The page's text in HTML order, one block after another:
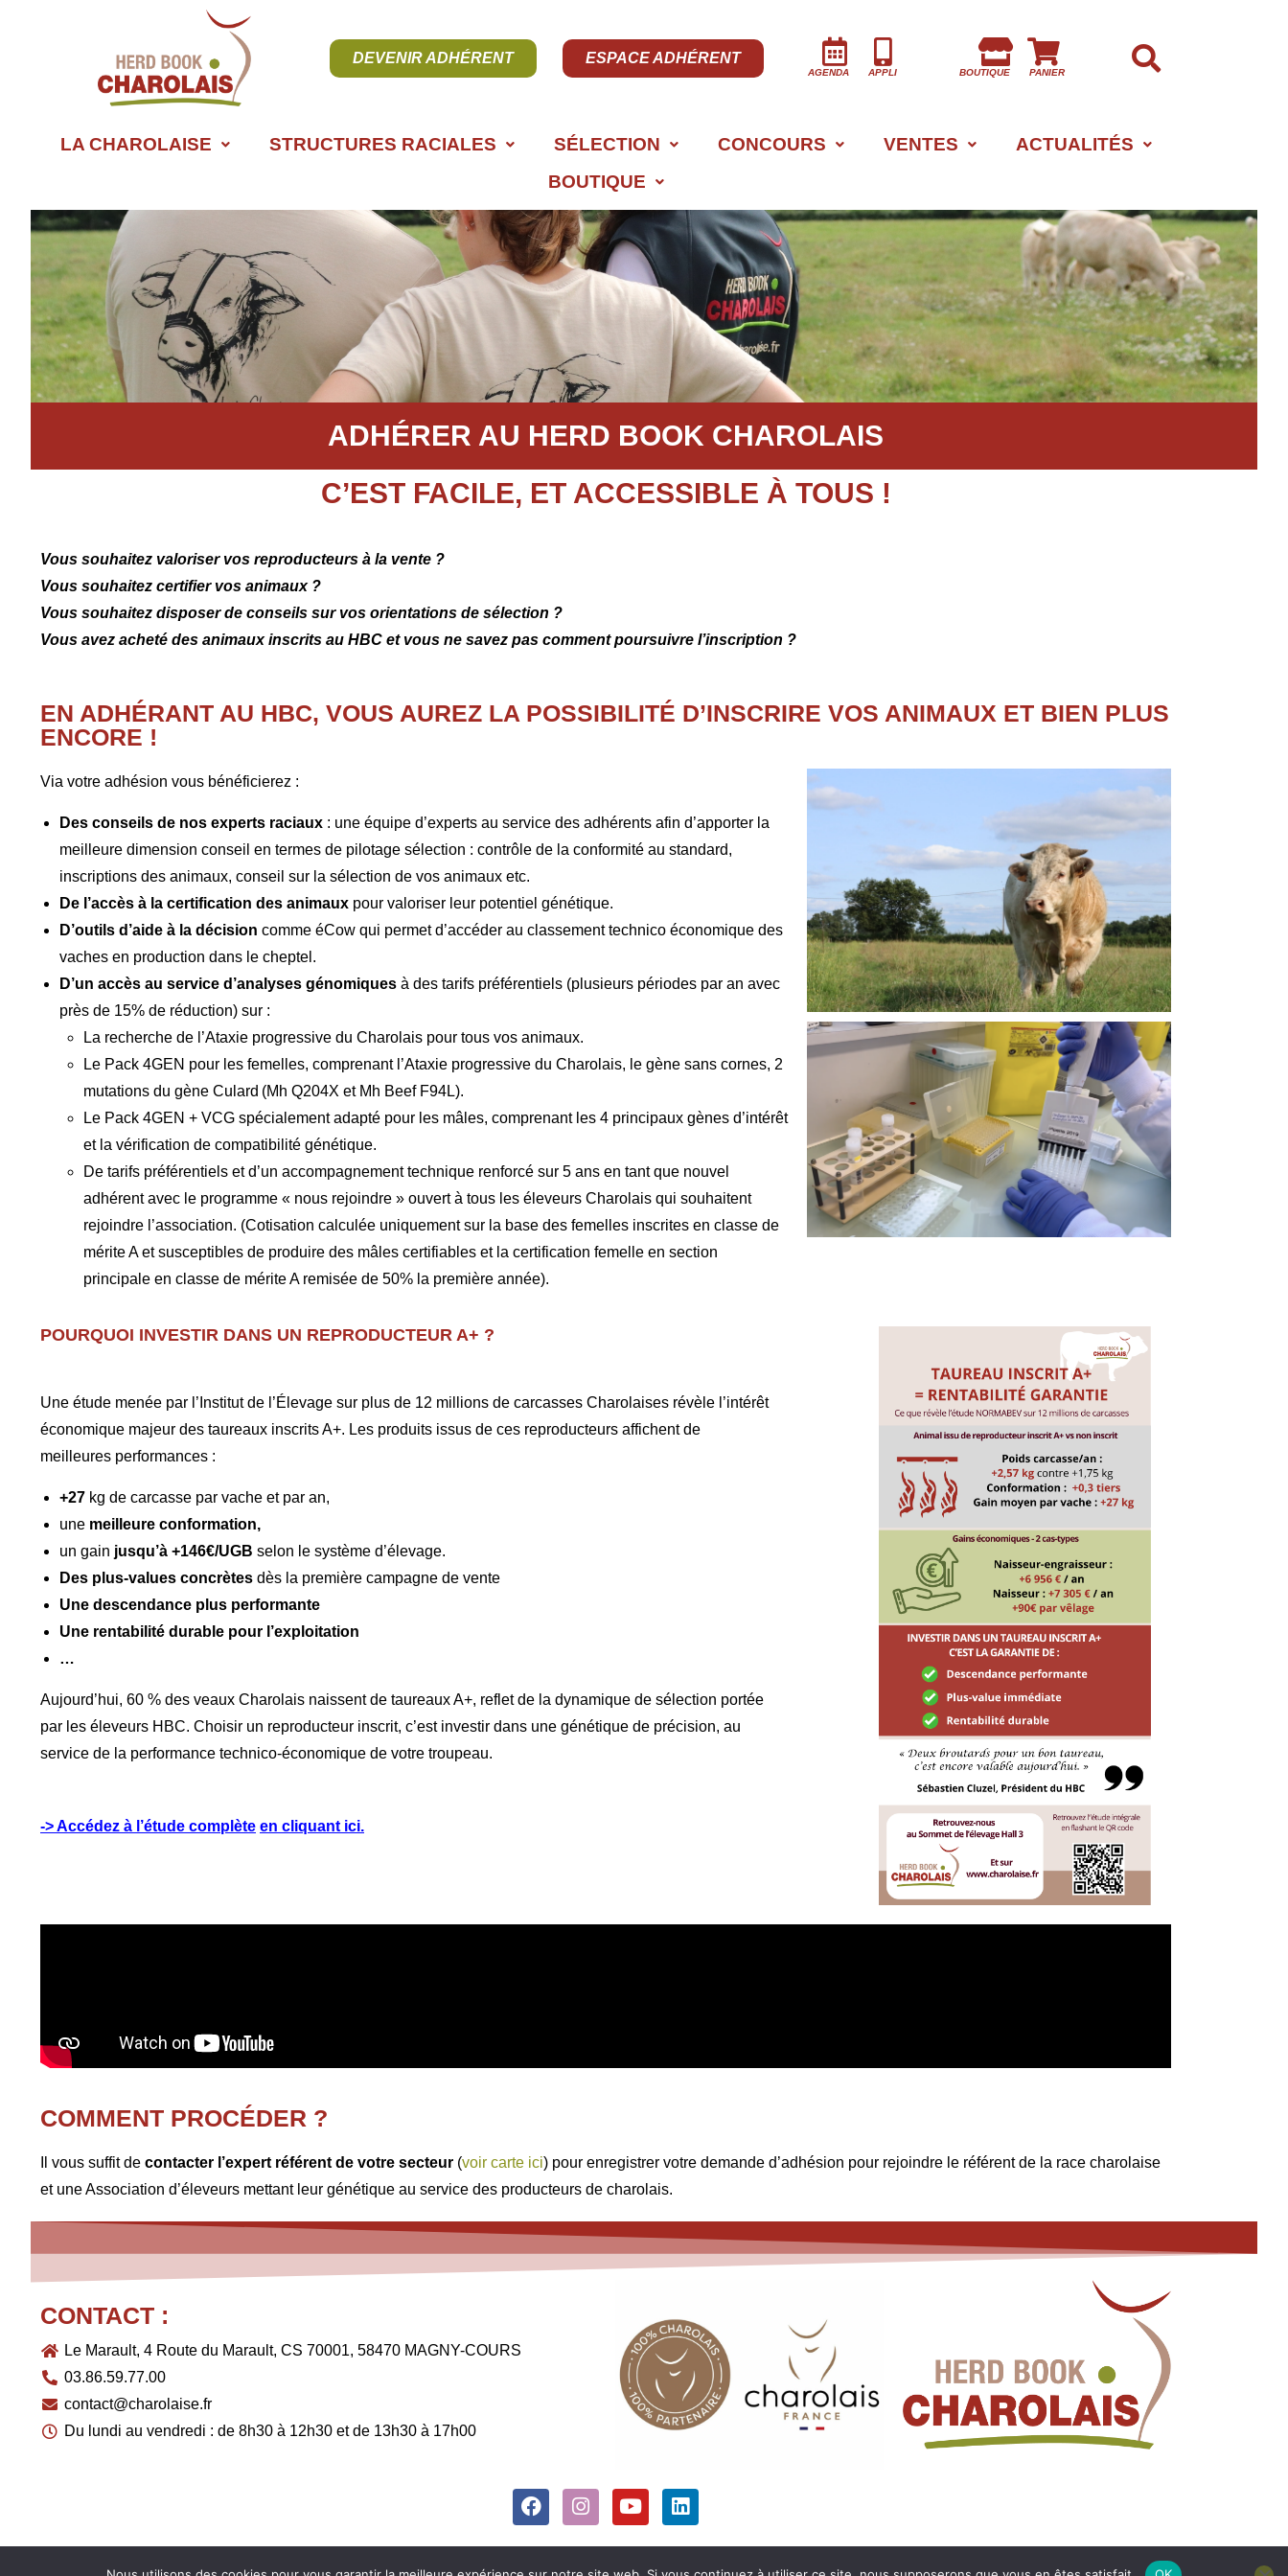
DEVENIR ADHÉRENT ESPACE ADHÉRENT
AGENDA APPLI BOUTIQUE PANIER
LA CHAROLAISE STRUCTURES RACIALES SÉLECTION CONCOURS VENTES
ACTUALITÉS
BOUTIQUE
ADHÉRER AU HERD BOOK CHAROLAIS
C’EST FACILE, ET ACCESSIBLE À TOUS !
Vous souhaitez valoriser vos reproducteurs à la vente ?
Vous souhaitez certifier vos animaux ?
Vous souhaitez disposer de conseils sur vos orientations de sélection ?
Vous avez acheté des animaux inscrits au HBC et vous ne savez pas comment poursuivre l’inscription ?
EN ADHÉRANT AU HBC, VOUS AUREZ LA POSSIBILITÉ D’INSCRIRE VOS ANIMAUX ET BIEN PLUS
ENCORE !
Via votre adhésion vous bénéficierez :
Des conseils de nos experts raciaux : une équipe d’experts au service des adhérents afin d’apporter la
meilleure dimension conseil en termes de pilotage sélection : contrôle de la conformité au standard,
inscriptions des animaux, conseil sur la sélection de vos animaux etc.
De l’accès à la certification des animaux pour valoriser leur potentiel génétique.
D’outils d’aide à la décision comme éCow qui permet d’accéder au classement technico économique des
vaches en production dans le cheptel.
D’un accès au service d’analyses génomiques à des tarifs préférentiels (plusieurs périodes par an avec
près de 15% de réduction) sur :
La recherche de l’Ataxie progressive du Charolais pour tous vos animaux.
Le Pack 4GEN pour les femelles, comprenant l’Ataxie progressive du Charolais, le gène sans cornes, 2
mutations du gène Culard (Mh Q204X et Mh Beef F94L).
Le Pack 4GEN + VCG spécialement adapté pour les mâles, comprenant les 4 principaux gènes d’intérêt
et la vérification de compatibilité génétique.
De tarifs préférentiels et d’un accompagnement technique renforcé sur 5 ans en tant que nouvel
adhérent avec le programme « nous rejoindre » ouvert à tous les éleveurs Charolais qui souhaitent
rejoindre l’association. (Cotisation calculée uniquement sur la base des femelles inscrites en classe de
mérite A et susceptibles de produire des mâles certifiables et la certification femelle en section
principale en classe de mérite A remisée de 50% la première année).
POURQUOI INVESTIR DANS UN REPRODUCTEUR A+ ?
Une étude menée par l’Institut de l’Élevage sur plus de 12 millions de carcasses Charolaises révèle l’intérêt
économique majeur des taureaux inscrits A+. Les produits issus de ces reproducteurs affichent de
meilleures performances :
+27 kg de carcasse par vache et par an,
une meilleure conformation,
un gain jusqu’à +146€/UGB selon le système d’élevage.
Des plus-values concrètes dès la première campagne de vente
Une descendance plus performante
Une rentabilité durable pour l’exploitation
…
Aujourd’hui, 60 % des veaux Charolais naissent de taureaux A+, reflet de la dynamique de sélection portée
par les éleveurs HBC. Choisir un reproducteur inscrit, c’est investir dans une génétique de précision, au
service de la performance technico-économique de votre troupeau.
-> Accédez à l’étude complète en cliquant ici.
COMMENT PROCÉDER ?
Il vous suffit de contacter l’expert référent de votre secteur (voir carte ici) pour enregistrer votre demande d’adhésion pour rejoindre le référent de la race charolaise
et une Association d’éleveurs mettant leur génétique au service des producteurs de charolais.
CONTACT :
Le Marault, 4 Route du Marault, CS 70001, 58470 MAGNY-COURS
03.86.59.77.00
contact@charolaise.fr
Du lundi au vendredi : de 8h30 à 12h30 et de 13h30 à 17h00